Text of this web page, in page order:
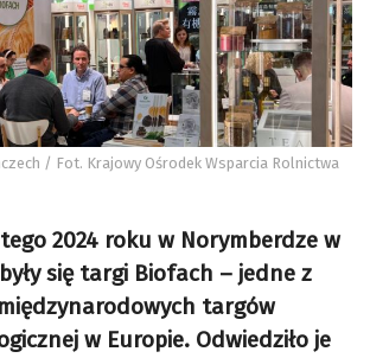
/ Fot. Krajowy Ośrodek Wsparcia Rolnictwa
2024 roku w Norymberdze w
się targi Biofach – jedne z
targów
w Europie. Odwiedziło je